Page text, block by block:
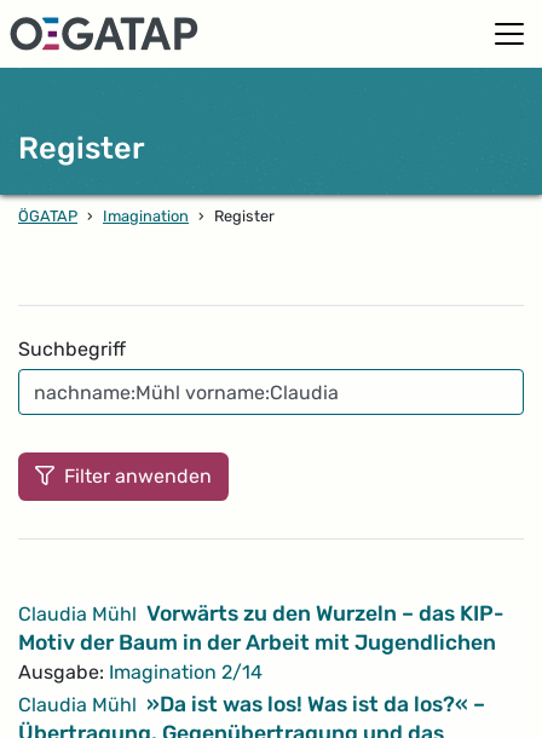
Register
ÖGATAP › Imagination › Register
Suchbegriff
Filter anwenden
Artikel
Claudia Mühl Vorwärts zu den Wurzeln – das KIP-
Motiv der Baum in der Arbeit mit Jugendlichen
Ausgabe: Imagination 2/14
Claudia Mühl »Da ist was los! Was ist da los?« –
Übertragung, Gegenübertragung und das